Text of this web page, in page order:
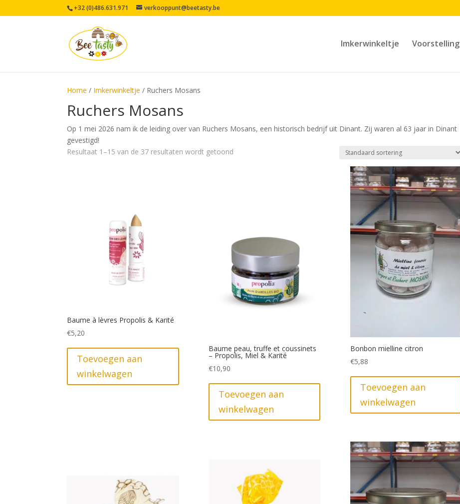
+32 (0)486.631.971 verkooppunt@beetasty.be
Imkerwinkeltje Voorstelling
Home / Imkerwinkeltje / Ruchers Mosans
Ruchers Mosans
Op 1 mei 2026 nam ik de leiding over van Ruchers Mosans, een historisch bedrijf uit Dinant. Zij waren al 63 jaar in Dinant
gevestigd!
Resultaat 1–15 van de 37 resultaten wordt getoond
Baume à lèvres Propolis & Karité
€5,20
Toevoegen aan
winkelwagen
Baume peau, truffe et coussinets
– Propolis, Miel & Karité
€10,90
Toevoegen aan
winkelwagen
Bonbon mielline citron
€5,88
Toevoegen aan
winkelwagen